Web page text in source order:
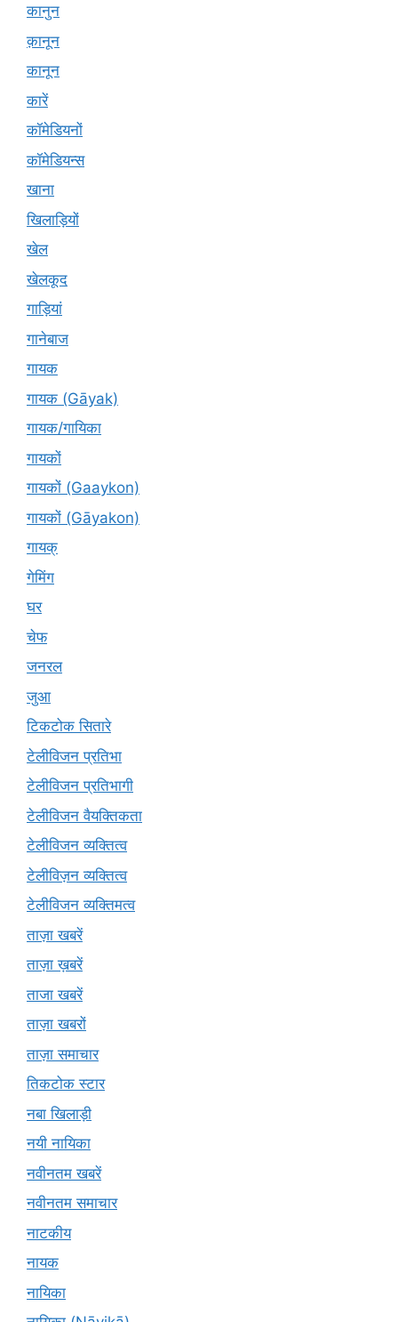
कानुन
क़ानून
कानून
कारें
कॉमेडियनों
कॉमेडियन्स
खाना
खिलाड़ियों
खेल
खेलकूद
गाड़ियां
गानेबाज
गायक
गायक (Gāyak)
गायक/गायिका
गायकों
गायकों (Gaaykon)
गायकों (Gāyakon)
गायक्
गेमिंग
घर
चेफ
जनरल
जुआ
टिकटोक सितारे
टेलीविजन प्रतिभा
टेलीविजन प्रतिभागी
टेलीविजन वैयक्तिकता
टेलीविजन व्यक्तित्व
टेलीविज़न व्यक्तित्व
टेलीविजन व्यक्तिमत्व
ताज़ा खबरें
ताज़ा ख़बरें
ताजा खबरें
ताज़ा खबरों
ताज़ा समाचार
तिकटोक स्टार
नबा खिलाड़ी
नयी नायिका
नवीनतम खबरें
नवीनतम समाचार
नाटकीय
नायक
नायिका